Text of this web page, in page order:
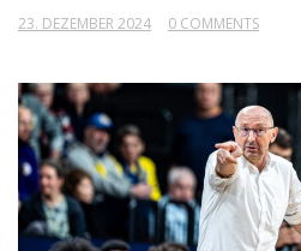
23. DEZEMBER 2024 0 COMMENTS